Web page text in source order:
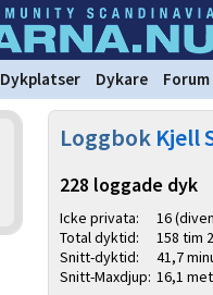
Dykplatser Dykare Forum
Loggbok Kjell
228 loggade dyk
Icke privata:
Total dyktid:
Snitt-dyktid:
Snitt-Maxdjup:
16
158 tim
41,7
16,1